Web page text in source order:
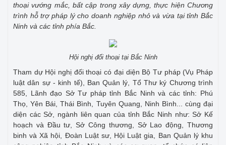
thoại vướng mắc, bất cập trong xây dựng, thực hiện Chương
trình hỗ trợ pháp lý cho doanh nghiệp nhỏ và vừa tại tỉnh Bắc
Ninh và các tỉnh phía Bắc.
Hội nghị đối thoại tại Bắc Ninh
Tham dự Hội nghị đối thoại có đại diện Bộ Tư pháp (Vụ Pháp
luật dân sự - kinh tế), Ban Quản lý, Tổ Thư ký Chương trình
585, Lãnh đạo Sở Tư pháp tỉnh Bắc Ninh và các tỉnh: Phú
Thọ, Yên Bái, Thái Bình, Tuyên Quang, Ninh Bình... cùng đại
diện các Sở, ngành liên quan của tỉnh Bắc Ninh như: Sở Kế
hoạch và Đầu tư, Sở Công thương, Sở Lao động, Thương
binh và Xã hội, Đoàn Luật sư, Hội Luật gia, Ban Quản lý khu